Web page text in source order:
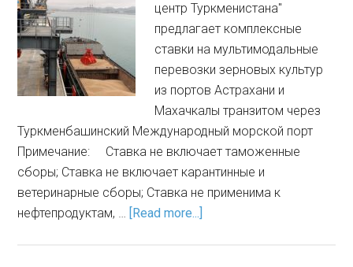
центр Туркменистана"
предлагает комплексные
ставки на мультимодальные
перевозки зерновых культур
из портов Астрахани и
Махачкалы транзитом через
Туркменбашинский Международный морской порт
Примечание: Ставка не включает таможенные
сборы; Ставка не включает карантинные и
ветеринарные сборы; Ставка не применима к
нефтепродуктам, … [Read more...]